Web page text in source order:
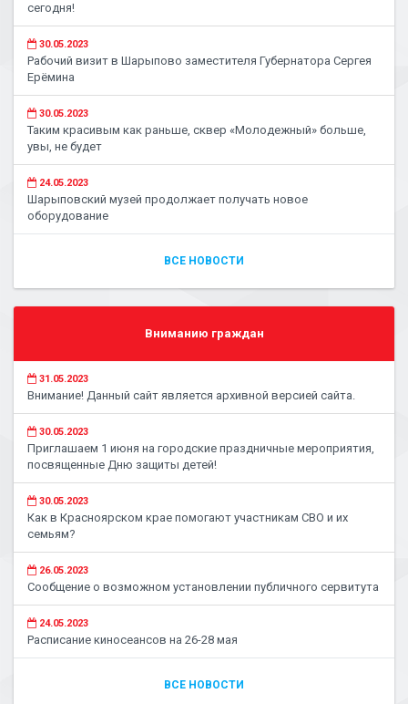
сегодня!
30.05.2023
Рабочий визит в Шарыпово заместителя Губернатора Сергея
Ерёмина
30.05.2023
Таким красивым как раньше, сквер «Молодежный» больше,
увы, не будет
24.05.2023
Шарыповский музей продолжает получать новое
оборудование
ВСЕ НОВОСТИ
Вниманию граждан
31.05.2023
Внимание! Данный сайт является архивной версией сайта.
30.05.2023
Приглашаем 1 июня на городские праздничные мероприятия,
посвященные Дню защиты детей!
30.05.2023
Как в Красноярском крае помогают участникам СВО и их
семьям?
26.05.2023
Сообщение о возможном установлении публичного сервитута
24.05.2023
Расписание киносеансов на 26-28 мая
ВСЕ НОВОСТИ